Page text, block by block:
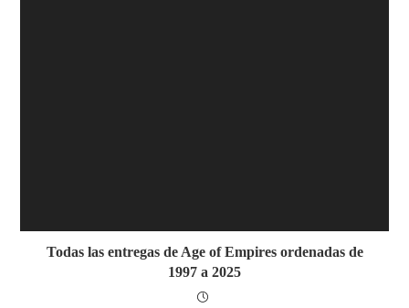
Todas las entregas de Age of Empires ordenadas de
1997 a 2025